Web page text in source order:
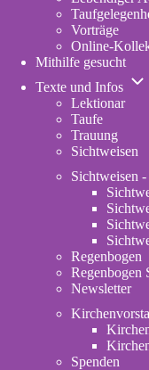
Vorträge
Online-
Mithilfe gesucht
Texte und Infos
Lektionar
Taufe
Trauung
Sichtweisen
Sichtweisen
Regenbogen
Regenbogen
Newsletter
Spenden